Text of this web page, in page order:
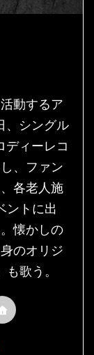
動するア
、シングル
ディーレコ
、ファン
各老人施
ントに出
懐かしの
のオリジ
歌う。